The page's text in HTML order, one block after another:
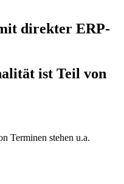
direkter ERP-
ist Teil von
Terminen stehen u.a.